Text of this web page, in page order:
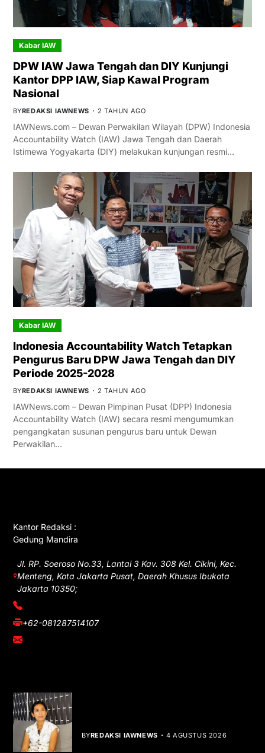
Kabar IAW
DPW IAW Jawa Tengah dan DIY Kunjungi
Kantor DPP IAW, Siap Kawal Program
Nasional
BYREDAKSI IAWNEWS 2 TAHUN AGO
IAWNews.com – Dewan Perwakilan Wilayah (DPW) Indonesia
Accountability Watch (IAW) Jawa Tengah dan Daerah
Istimewa Yogyakarta (DIY) melakukan kunjungan resmi…
Kabar IAW
Indonesia Accountability Watch Tetapkan
Pengurus Baru DPW Jawa Tengah dan DIY
Periode 2025-2028
BYREDAKSI IAWNEWS 2 TAHUN AGO
IAWNews.com – Dewan Pimpinan Pusat (DPP) Indonesia
Accountability Watch (IAW) secara resmi mengumumkan
pengangkatan susunan pengurus baru untuk Dewan
Perwakilan…
Kantor Redaksi :
Gedung Mandira
Jl. RP. Soeroso No.33, Lantai 3 Kav. 308 Kel. Cikini, Kec.
Menteng, Kota Jakarta Pusat, Daerah Khusus Ibukota
Jakarta 10350;
(021) 3908026
+62-081287514107
adm@iawnews.com
BYREDAKSI IAWNEWS 4 AGUSTUS 2026